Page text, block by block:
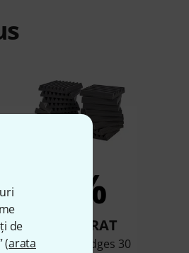
de
(arata
3%
CUMPĂRAT
t.akustik Wedges 30